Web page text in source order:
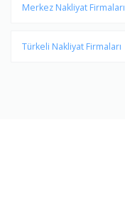
Merkez Nakliyat Firmaları
Türkeli Nakliyat Firmaları